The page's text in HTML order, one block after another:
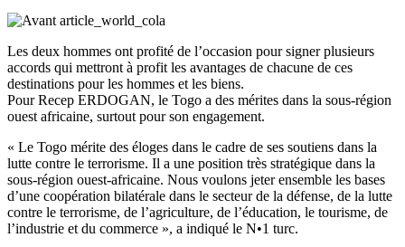
Les deux hommes ont profité de l’occasion pour signer plusieurs
accords qui mettront à profit les avantages de chacune de ces
destinations pour les hommes et les biens.
Pour Recep ERDOGAN, le Togo a des mérites dans la sous-région
ouest africaine, surtout pour son engagement.
« Le Togo mérite des éloges dans le cadre de ses soutiens dans la
lutte contre le terrorisme. Il a une position très stratégique dans la
sous-région ouest-africaine. Nous voulons jeter ensemble les bases
d’une coopération bilatérale dans le secteur de la défense, de la lutte
contre le terrorisme, de l’agriculture, de l’éducation, le tourisme, de
l’industrie et du commerce », a indiqué le N•1 turc.